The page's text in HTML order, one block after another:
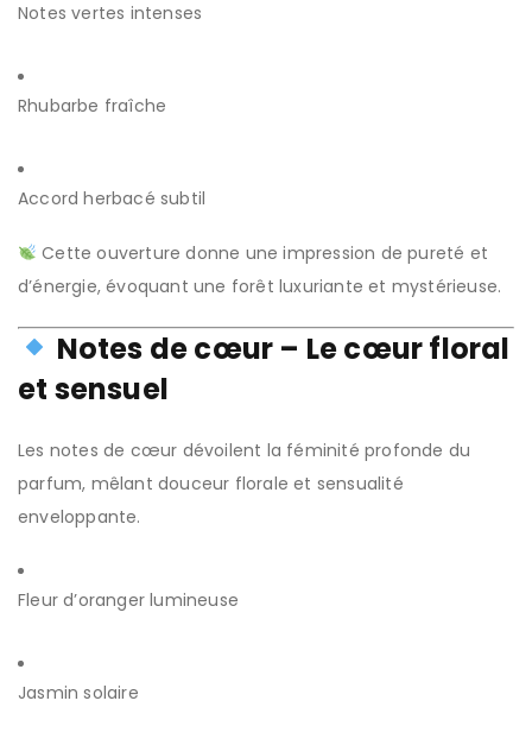
Notes vertes intenses
Rhubarbe fraîche
Accord herbacé subtil
Cette ouverture donne une impression de pureté et
d’énergie, évoquant une forêt luxuriante et mystérieuse.
Notes de cœur – Le cœur floral
et sensuel
Les notes de cœur dévoilent la féminité profonde du
parfum, mêlant douceur florale et sensualité
enveloppante.
Fleur d’oranger lumineuse
Jasmin solaire